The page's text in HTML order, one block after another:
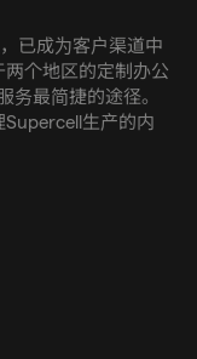
已成为客户渠道中
个地区的定制办公
务最简捷的途径。
生产的内